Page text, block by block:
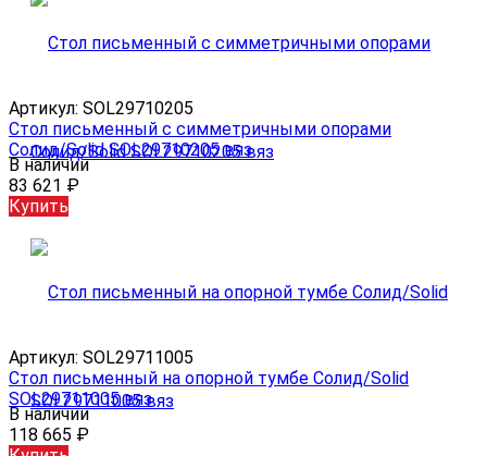
Артикул: SOL29710205
Стол письменный с симметричными опорами
Солид/Solid SOL29710205 вяз
В наличии
83 621 ₽
Купить
Артикул: SOL29711005
Стол письменный на опорной тумбе Солид/Solid
SOL29711005 вяз
В наличии
118 665 ₽